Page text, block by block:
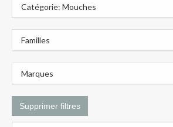
Catégorie: Mouches
Familles
Marques
Supprimer filtres